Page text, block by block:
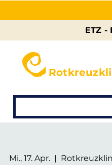
ETZ
Mi., 17. Apr.
  |